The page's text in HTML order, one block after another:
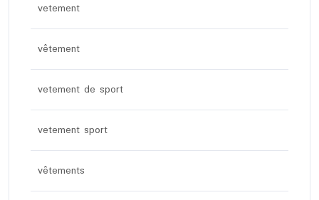
vetement
vêtement
vetement de sport
vetement sport
vêtements